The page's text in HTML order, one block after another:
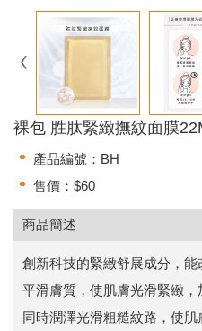
裸包 胜肽緊緻撫紋面膜
產品編號：BH
售價：$60
商品簡述
創新科技的緊緻舒展成分，能
平滑膚質，使肌膚光滑緊緻，
同時潤澤光滑粗糙紋路，使肌